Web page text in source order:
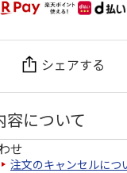
シェアする
容について
せ
注文のキャンセルにつ